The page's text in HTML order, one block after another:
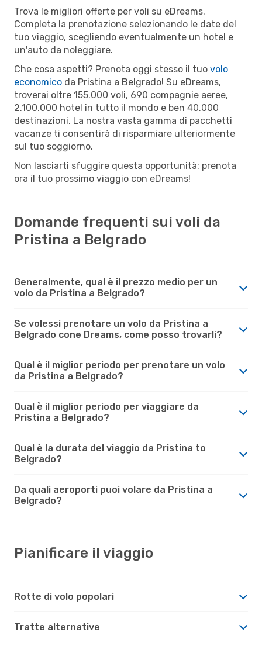
Trova le migliori offerte per voli su eDreams.
Completa la prenotazione selezionando le date del
tuo viaggio, scegliendo eventualmente un hotel e
un'auto da noleggiare.
Che cosa aspetti? Prenota oggi stesso il tuo volo
economico da Pristina a Belgrado! Su eDreams,
troverai oltre 155.000 voli, 690 compagnie aeree,
2.100.000 hotel in tutto il mondo e ben 40.000
destinazioni. La nostra vasta gamma di pacchetti
vacanze ti consentirà di risparmiare ulteriormente
sul tuo soggiorno.
Non lasciarti sfuggire questa opportunità: prenota
ora il tuo prossimo viaggio con eDreams!
Domande frequenti sui voli da
Pristina a Belgrado
Generalmente, qual è il prezzo medio per un
volo da Pristina a Belgrado?
Se volessi prenotare un volo da Pristina a
Belgrado cone Dreams, come posso trovarli?
Qual è il miglior periodo per prenotare un volo
da Pristina a Belgrado?
Qual è il miglior periodo per viaggiare da
Pristina a Belgrado?
Qual è la durata del viaggio da Pristina to
Belgrado?
Da quali aeroporti puoi volare da Pristina a
Belgrado?
Pianificare il viaggio
Rotte di volo popolari
Tratte alternative